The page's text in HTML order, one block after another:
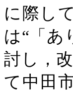
に際し
は“「あ
討し，
て中田